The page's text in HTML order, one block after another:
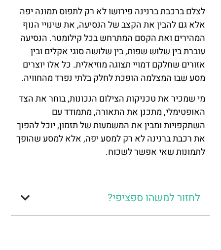
לצלם ברכבת ברנינה פירושו לא רק לתפוס תמונה יפה
אלא גם להבין את הקצב של הנסיעה, את שינויי הנוף
המהירים ואת הקסם המתרחש בכל קילומטר. הנסיעה
עוברת בין שלוש שפות, בין שלושה סוגי אקלים ובין
אזורים שחלקם דמויי תצוגה מוזיאלית. כל אלו יוצרים
מסע שבו המצלמה הופכת לחלק בלתי נפרד מהחוויה.
מי שמכיר את טכניקות הצילום הנכונות, בוחר את הצד
האופטימלי, מתכנן את התאורה, מתמודד עם
השתקפויות ומבין את המשמעות של תזמון, יוכל להפוך
את רכבת ברנינה לא רק למסע יפה, אלא למסע שהופך
לתמונות שאי אפשר לשכוח.
לחזור למשהו ספציפי?